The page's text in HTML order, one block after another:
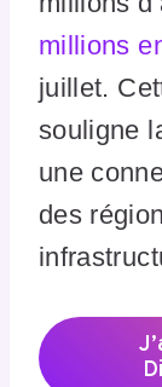
millions
juillet.
souligne
une
des